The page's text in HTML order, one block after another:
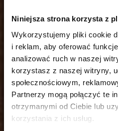
Niniejsza strona korzysta z
Wykorzystujemy pliki cookie
i reklam, aby oferować
analizować ruch w naszej
korzystasz z naszej witryny,
społecznościowym,
Partnerzy mogą połączyć te
otrzymanymi od Ciebie lub
korzystania z ich usług.
ulicy.
Brak wiedzy operacyjnej.
wymaga specjalistycznego
technik niezauważalnego
miejskim i podmiejskim,
obserwacyjnej, korzystania z
zapewniającego
zespole, który może
eliminować ryzyko
przygotowania zostaje
zdąży zebrać jakikolwiek